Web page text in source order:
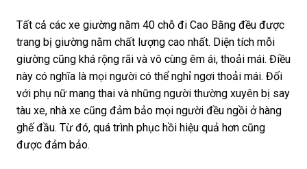
Tất cả các xe giường nằm 40 chỗ đi Cao Bằng đều được
trang bị giường nằm chất lượng cao nhất. Diện tích mỗi
giường cũng khá rộng rãi và vô cùng êm ái, thoải mái. Điều
này có nghĩa là mọi người có thể nghỉ ngơi thoải mái. Đối
với phụ nữ mang thai và những người thường xuyên bị say
tàu xe, nhà xe cũng đảm bảo mọi người đều ngồi ở hàng
ghế đầu. Từ đó, quá trình phục hồi hiệu quả hơn cũng
được đảm bảo.